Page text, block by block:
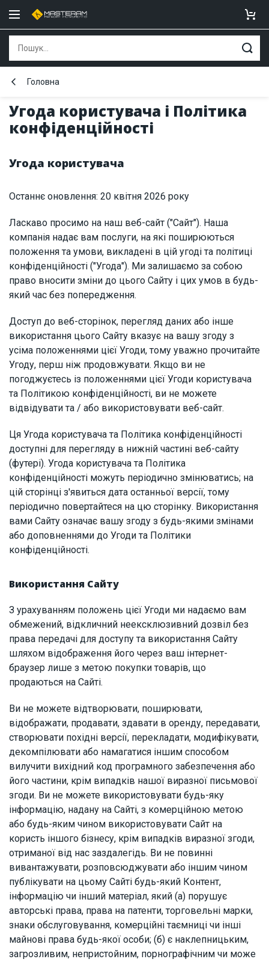
Угода користувача і Політика
конфіденційності
Головна
Угода користувача
Останнє оновлення: 20 квітня 2026 року
Ласкаво просимо на наш веб-сайт ("Сайт"). Наша
компанія надає вам послуги, на які поширюються
положення та умови, викладені в цій угоді та політиці
конфіденційності ("Угода"). Ми залишаємо за собою
право вносити зміни до цього Сайту і цих умов в будь-
який час без попередження.
Доступ до веб-сторінок, перегляд даних або інше
використання цього Сайту вказує на вашу згоду з
усіма положеннями цієї Угоди, тому уважно прочитайте
Угоду, перш ніж продовжувати. Якщо ви не
погоджуєтесь із положеннями цієї Угоди користувача
та Політикою конфіденційності, ви не можете
відвідувати та / або використовувати веб-сайт.
Ця Угода користувача та Політика конфіденційності
доступні для перегляду в нижній частині веб-сайту
(футері). Угода користувача та Політика
конфіденційності можуть періодично змінюватись; на
цій сторінці з'явиться дата останньої версії, тому
періодично повертайтеся на цю сторінку. Використання
вами Сайту означає вашу згоду з будь-якими змінами
або доповненнями до Угоди та Політики
конфіденційності.
Використання Сайту
З урахуванням положень цієї Угоди ми надаємо вам
обмежений, відкличний неексклюзивний дозвіл без
права передачі для доступу та використання Сайту
шляхом відображення його через ваш інтернет-
браузер лише з метою покупки товарів, що
продаються на Сайті.
Ви не можете відтворювати, поширювати,
відображати, продавати, здавати в оренду, передавати,
створювати похідні версії, перекладати, модифікувати,
декомпілювати або намагатися іншим способом
вилучити вихідний код програмного забезпечення або
його частини, крім випадків нашої виразної письмової
згоди. Ви не можете використовувати будь-яку
інформацію, надану на Сайті, з комерційною метою
або будь-яким чином використовувати Сайт на
користь іншого бізнесу, крім випадків виразної згоди,
отриманої від нас заздалегідь. Ви не повинні
вивантажувати, розповсюджувати або іншим чином
публікувати на цьому Сайті будь-який Контент,
інформацію чи інший матеріал, який (а) порушує
авторські права, права на патенти, торговельні марки,
знаки обслуговування, комерційні таємниці чи інші
майнові права будь-якої особи; (б) є наклепницьким,
загрозливим, непристойним, порнографічним чи може